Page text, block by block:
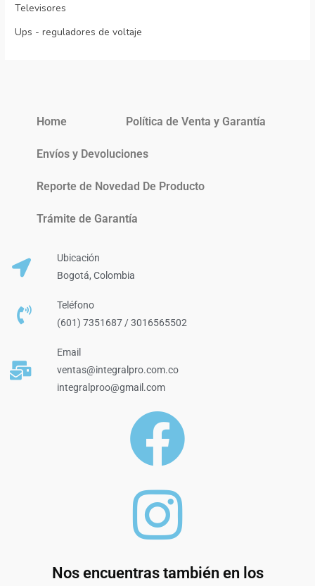
Televisores
Ups - reguladores de voltaje
Home Política de Venta y Garantía
Envíos y Devoluciones
Reporte de Novedad De Producto
Trámite de Garantía
Ubicación
Bogotá, Colombia
Teléfono
(601) 7351687 / 3016565502
Email
ventas@integralpro.com.co
integralproo@gmail.com
Nos encuentras también en los